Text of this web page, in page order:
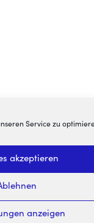
Service zu
akzeptieren
anzeigen